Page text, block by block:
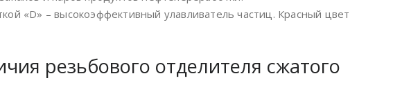
«D» – высокоэффективный улавливатель частиц. Красный цвет
резьбового отделителя сжатого